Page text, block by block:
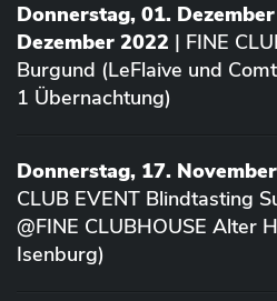
Donnerstag, 01.
Dezember 2022 | FINE
Burgund (LeFlaive und
1 Übernachtung)
Donnerstag, 17.
CLUB EVENT Blindtasting
@FINE CLUBHOUSE Alter
Isenburg)